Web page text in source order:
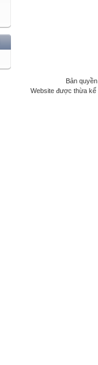
Bản
Website được thừa